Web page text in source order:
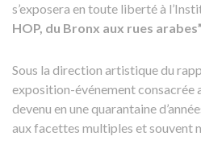
s’exposera en toute liberté à
HOP, du Bronx aux rues
Sous la direction artistique du
exposition-événement consacrée
devenu en une quarantaine
aux facettes multiples et souvent